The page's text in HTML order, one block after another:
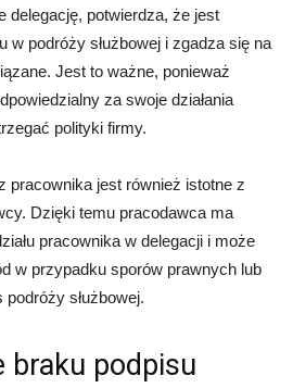
delegację, potwierdza, że jest
w podróży służbowej i zgadza się na
Jest to ważne, ponieważ
za swoje działania
polityki firmy.
pracownika jest również istotne z
Dzięki temu pracodawca ma
pracownika w delegacji i może
w przypadku sporów prawnych lub
podróży służbowej.
braku podpisu